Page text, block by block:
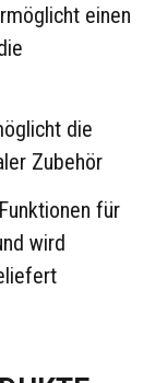
einen
die
Zubehör
für
wird